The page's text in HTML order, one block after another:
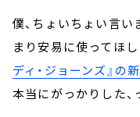
僕、ちょいちょい言い
まり安易に使ってほ
ディ・ジョーンズ』の
本当にがっかりした、